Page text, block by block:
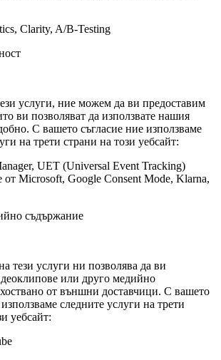
Clarity, A/B-Testing
услуги, ние можем да ви предоставим
ви позволяват да използвате нашия
С вашето съгласие ние използваме
на трети страни на този уебсайт:
UET (Universal Event Tracking)
от Microsoft, Google Consent Mode, Klarna,
съдържание
тези услуги ни позволява да ви
или друго медийно
от външни доставчици. С вашето
следните услуги на трети
уебсайт: